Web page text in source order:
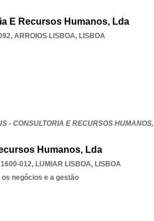
E Recursos Humanos, Lda
, ARROIOS LISBOA, LISBOA
- CONSULTORIA E RECURSOS HUMANOS,
Humanos, Lda
012, LUMIAR LISBOA, LISBOA
negócios e a gestão